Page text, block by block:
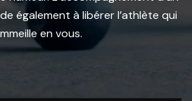
également à libérer l’athlète qui
en vous.